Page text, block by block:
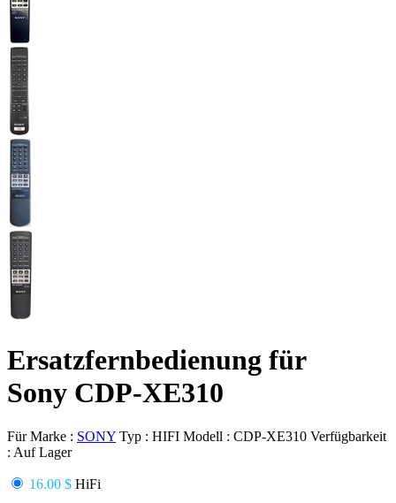
Ersatzfernbedienung für
Sony CDP-XE310
Für Marke : SONY Typ : HIFI Modell : CDP-XE310 Verfügbarkeit
: Auf Lager
16.00 $ HiFi